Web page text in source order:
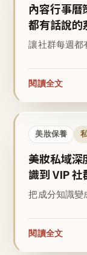
內容行事曆
都有話說的
讓社群每週都
閱讀全文
美妝保養
美妝私域深
識到 VIP
把成分知識變
閱讀全文